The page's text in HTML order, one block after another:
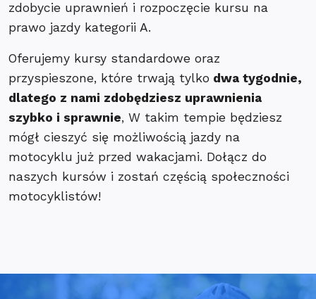
zdobycie uprawnień i rozpoczęcie kursu na
prawo jazdy kategorii A.
Oferujemy kursy standardowe oraz
przyspieszone, które trwają tylko dwa tygodnie,
dlatego z nami zdobędziesz uprawnienia
szybko i sprawnie, W takim tempie będziesz
mógł cieszyć się możliwością jazdy na
motocyklu już przed wakacjami. Dołącz do
naszych kursów i zostań częścią społeczności
motocyklistów!